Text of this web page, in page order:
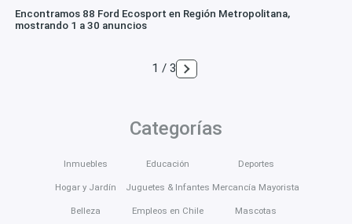
Encontramos 88 Ford Ecosport en Región Metropolitana,
mostrando 1 a 30 anuncios
1 / 3
Categorías
Inmuebles
Hogar y Jardín
Belleza
Educación
Juguetes & Infantes
Empleos en Chile
Deportes
Mercancía Mayorista
Mascotas